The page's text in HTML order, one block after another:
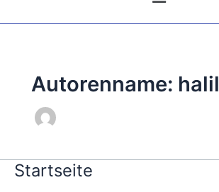
Autorenname: halil
Startseite
Startseite